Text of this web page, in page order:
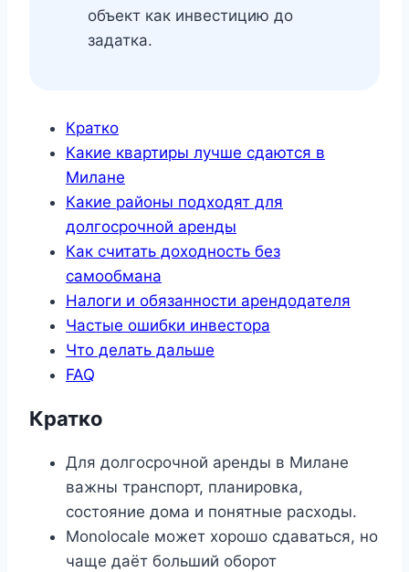
объект как инвестицию до
задатка.
Кратко
Какие квартиры лучше сдаются в
Милане
Какие районы подходят для
долгосрочной аренды
Как считать доходность без
самообмана
Налоги и обязанности арендодателя
Частые ошибки инвестора
Что делать дальше
FAQ
Кратко
Для долгосрочной аренды в Милане
важны транспорт, планировка,
состояние дома и понятные расходы.
Monolocale может хорошо сдаваться, но
чаще даёт больший оборот